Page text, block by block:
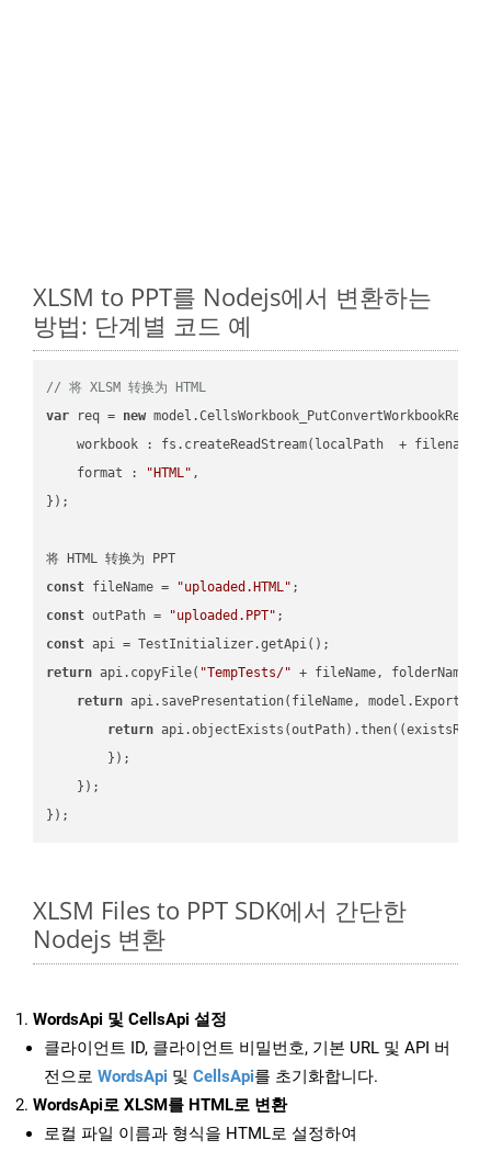
XLSM to PPT를 Nodejs에서 변환하는
방법: 단계별 코드 예
// 将 XLSM 转换为 HTML
var req = new
workbook : fs.createReadStream(localPath  + filename
format : "HTML" ,
});
const fileName = "uploaded.HTML"
const outPath = "uploaded.PPT"
const
return api.copyFile( "TempTests/" + fileName, folderName +
return api.savePresentation(fileName,
return api.objectExists(outPath).then( (
        });
    });
XLSM Files to PPT SDK에서 간단한
Nodejs 변환
WordsApi 및 CellsApi 설정
클라이언트 ID, 클라이언트 비밀번호, 기본 URL 및 API 버
전으로 WordsApi 및 CellsApi를 초기화합니다.
WordsApi로 XLSM를 HTML로 변환
로컬 파일 이름과 형식을 HTML로 설정하여